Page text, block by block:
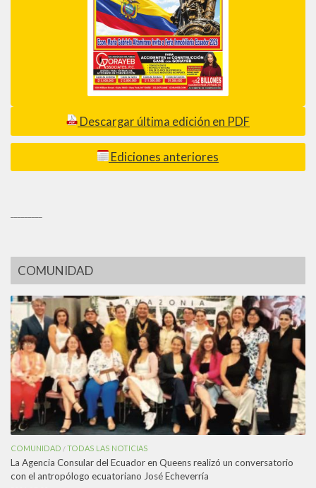
Descargar última edición en PDF
Ediciones anteriores
COMUNIDAD
COMUNIDAD /TODAS LAS NOTICIAS
La Agencia Consular del Ecuador en Queens realizó un conversatorio
con el antropólogo ecuatoriano José Echeverría